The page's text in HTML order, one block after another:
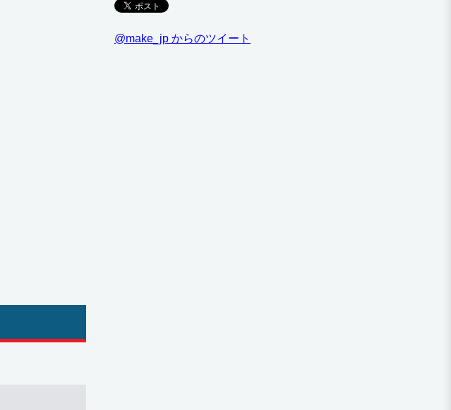
@make_jp からのツイート